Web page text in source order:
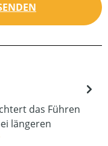
das Führen
längeren